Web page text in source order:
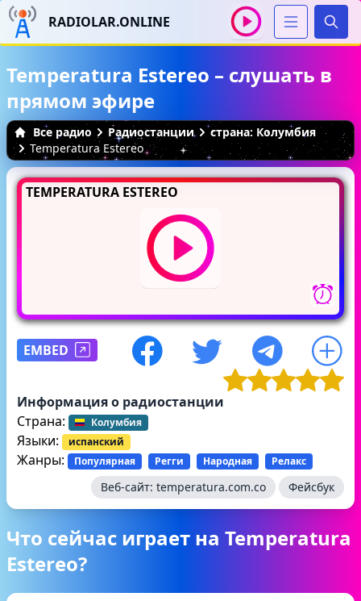
RADIOLAR.ONLINE
Temperatura Estereo – слушать в
прямом эфире
Все радио Радиостанции
страна: Колумбия
Temperatura Estereo
TEMPERATURA ESTEREO
EMBED
Информация о радиостанции
Страна:
Колумбия
Языки: испанский
Жанры: Популярная Регги Народная Релакс
Веб-сайт: temperatura.com.co Фейсбук
Что сейчас играет на Temperatura
Estereo?